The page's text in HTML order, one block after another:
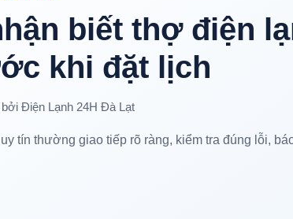
biết thợ điện
khi đặt lịch
bởi Điện Lạnh 24H Đà Lạt
tín thường giao tiếp rõ ràng, kiểm tra đúng lỗi,